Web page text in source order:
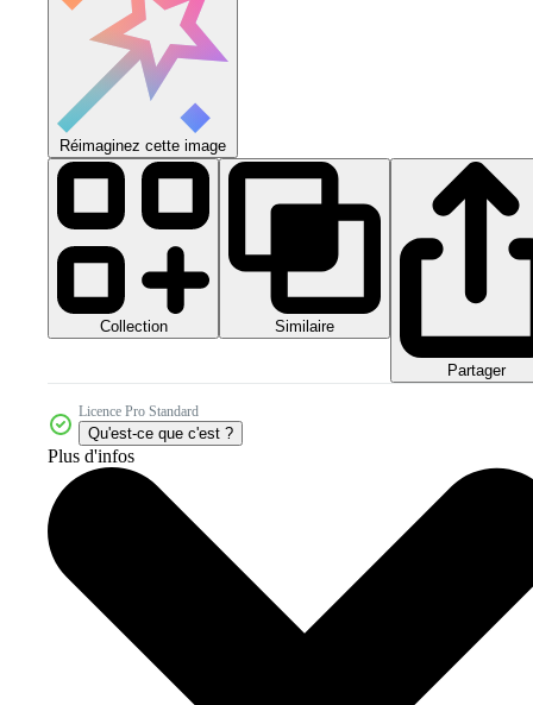
Réimaginez cette image
Collection Similaire
Partager
Licence Pro Standard
Qu'est-ce que c'est ?
Plus d'infos